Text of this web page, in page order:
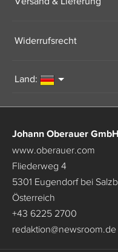
Widerrufsrecht
Land:
Johann Oberauer GmbH
www.oberauer.com
Fliederweg 4
5301 Eugendorf bei
Österreich
+43 6225 2700
redaktion@newsroom.de